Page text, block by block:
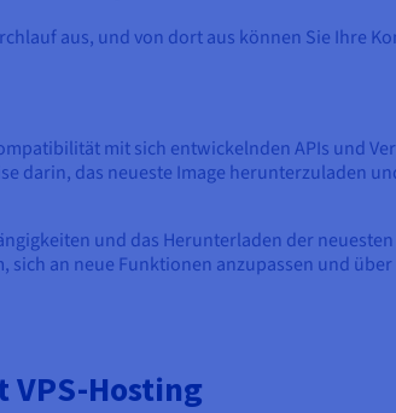
aus, und von dort aus können Sie Ihre
mit sich entwickelnden APIs und
darin, das neueste Image herunterzuladen
und das Herunterladen der
sich an neue Funktionen anzupassen und
VPS-Hosting